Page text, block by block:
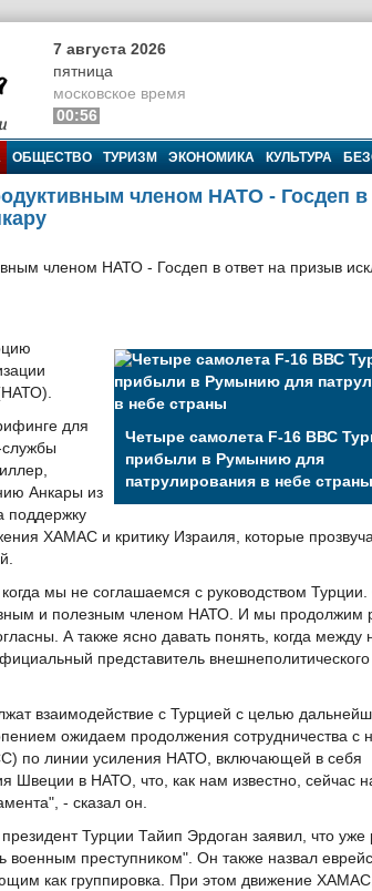
7 августа 2026
пятница
московское время
00:56
ОБЩЕСТВО ТУРИЗМ ЭКОНОМИКА КУЛЬТУРА
членом НАТО - Госдеп в
Четыре самолета F-16 ВВС
прибыли в Румынию для
патрулирования в небе страны
для
службы
Анкары из
поддержку
ХАМАС и критику Израиля, которые
мы не соглашаемся с руководством
и полезным членом НАТО. И мы продолжим
А также ясно давать понять, когда между
представитель
взаимодействие с Турцией с целью
ожидаем продолжения сотрудничества с
по линии усиления НАТО, включающей в себя
Швеции в НАТО, что, как нам известно, сейчас
- сказал он.
Турции Тайип Эрдоган заявил, что уже
военным преступником". Он также назвал
как группировка. При этом движение